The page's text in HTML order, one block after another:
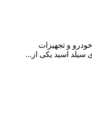
و تجهیزات
سیلد اسید یکی از...